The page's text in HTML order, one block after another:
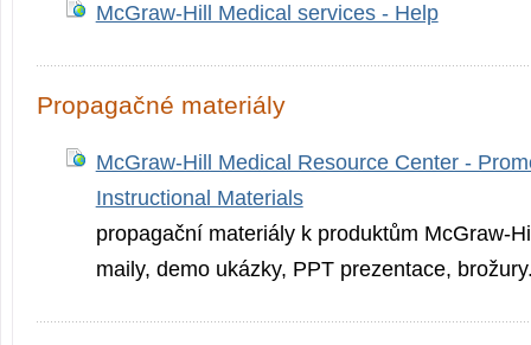
McGraw-Hill Medical services - Help
Propagačné materiály
McGraw-Hill Medical Resource Center -
Instructional Materials
propagační materiály k produktům McGraw-
maily, demo ukázky, PPT prezentace,